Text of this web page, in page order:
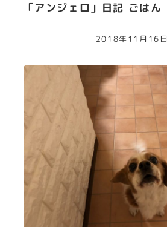
「アンジェロ」日記 ごはん
2018年11月16日